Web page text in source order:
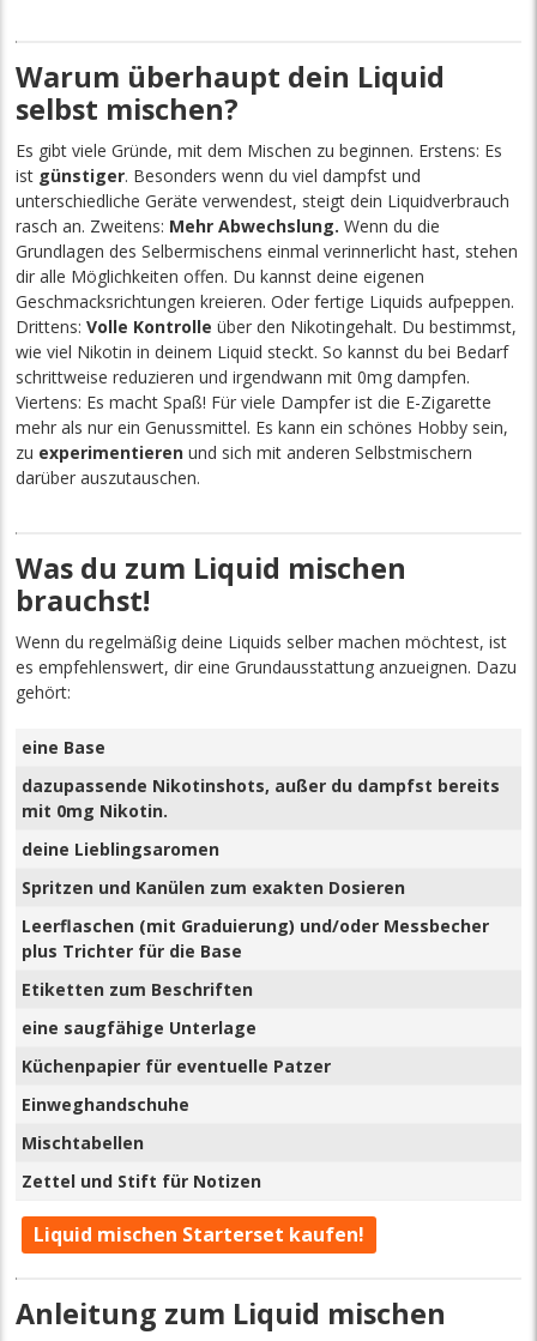
Warum überhaupt dein Liquid
selbst mischen?
Es gibt viele Gründe, mit dem Mischen zu beginnen. Erstens: Es
ist günstiger. Besonders wenn du viel dampfst und
unterschiedliche Geräte verwendest, steigt dein Liquidverbrauch
rasch an. Zweitens: Mehr Abwechslung. Wenn du die
Grundlagen des Selbermischens einmal verinnerlicht hast, stehen
dir alle Möglichkeiten offen. Du kannst deine eigenen
Geschmacksrichtungen kreieren. Oder fertige Liquids aufpeppen.
Drittens:Volle Kontrolle über den Nikotingehalt. Du bestimmst,
wie viel Nikotin in deinem Liquid steckt. So kannst du bei Bedarf
schrittweise reduzieren und irgendwann mit 0mg dampfen.
Viertens: Es macht Spaß! Für viele Dampfer ist die E-Zigarette
mehr als nur ein Genussmittel. Es kann ein schönes Hobby sein,
zu experimentieren und sich mit anderen Selbstmischern
darüber auszutauschen.
Was du zum Liquid mischen
brauchst!
Wenn du regelmäßig deine Liquids selber machen möchtest, ist
es empfehlenswert, dir eine Grundausstattung anzueignen. Dazu
gehört:
eine Base
dazupassende Nikotinshots, außer du dampfst bereits
mit 0mg Nikotin.
deine Lieblingsaromen
Spritzen und Kanülen zum exakten Dosieren
Leerflaschen (mit Graduierung) und/oder Messbecher
plus Trichter für die Base
Etiketten zum Beschriften
eine saugfähige Unterlage
Küchenpapier für eventuelle Patzer
Einweghandschuhe
Mischtabellen
Zettel und Stift für Notizen
Liquid mischen Starterset kaufen!
Anleitung zum Liquid mischen